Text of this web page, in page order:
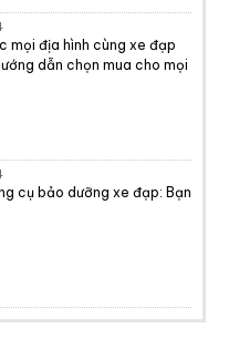
mọi địa hình cùng xe đạp
dẫn chọn mua cho mọi
cụ bảo dưỡng xe đạp: Bạn